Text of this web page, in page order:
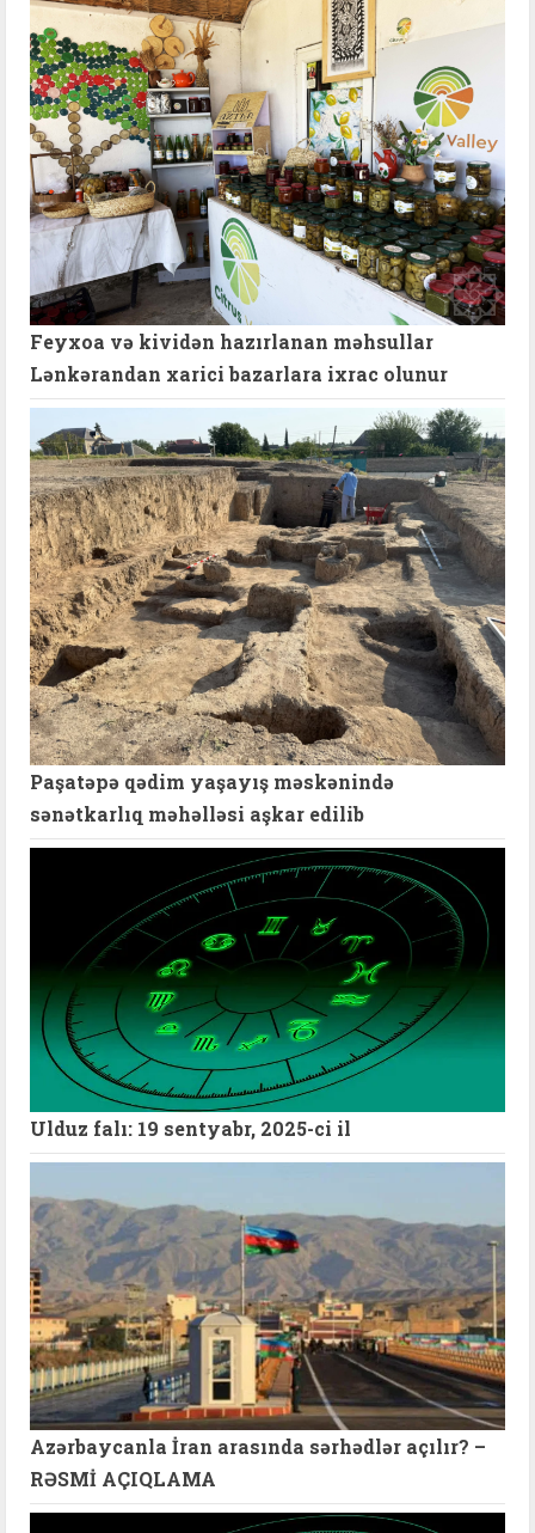
Feyxoa və kividən hazırlanan məhsullar
Lənkərandan xarici bazarlara ixrac olunur
Paşatəpə qədim yaşayış məskənində
sənətkarlıq məhəlləsi aşkar edilib
Ulduz falı: 19 sentyabr, 2025-ci il
Azərbaycanla İran arasında sərhədlər açılır? –
RƏSMİ AÇIQLAMA